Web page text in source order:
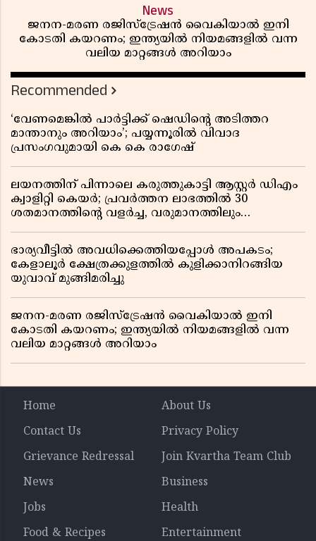
News
ജനന-മരണ രജിസ്ട്രേഷൻ വൈകിയാൽ ഇനി
കോടതി കയറണം; ഇന്ത്യയിൽ നിയമങ്ങളിൽ വന്ന
വലിയ മാറ്റങ്ങൾ അറിയാം
Recommended
‘വേണമെങ്കിൽ പാർട്ടിക്ക് ഷെഡിൻ്റെ അടിത്തറ
മാന്താനും അറിയാം’; പയ്യന്നൂരിൽ വിവാദ
പ്രസംഗവുമായി കെ കെ രാഗേഷ്
ലയനത്തിന് പിന്നാലെ കരുത്തുകാട്ടി ആസ്റ്റർ ഡിഎം
ക്വാളിറ്റി കെയർ; പ്രവർത്തന ലാഭത്തിൽ 30
ശതമാനത്തിൻ്റെ വളർച്ച, വരുമാനത്തിലും
റിപ്പോർട്ട് പുറത്ത്
ഭാര്യവീട്ടിൽ അവധിക്കെത്തിയപ്പോൾ അപകടം;
കേളാലൂർ ക്ഷേത്രക്കുളത്തിൽ കുളിക്കാനിറങ്ങിയ
യുവാവ് മുങ്ങിമരിച്ചു
ജനന-മരണ രജിസ്ട്രേഷൻ വൈകിയാൽ ഇനി
കോടതി കയറണം; ഇന്ത്യയിൽ നിയമങ്ങളിൽ വന്ന
വലിയ മാറ്റങ്ങൾ അറിയാം
Home
About Us
Contact Us
Privacy Policy
Grievance Redressal
Join Kvartha Team Club
News
Business
Jobs
Health
Food & Recipes
Entertainment